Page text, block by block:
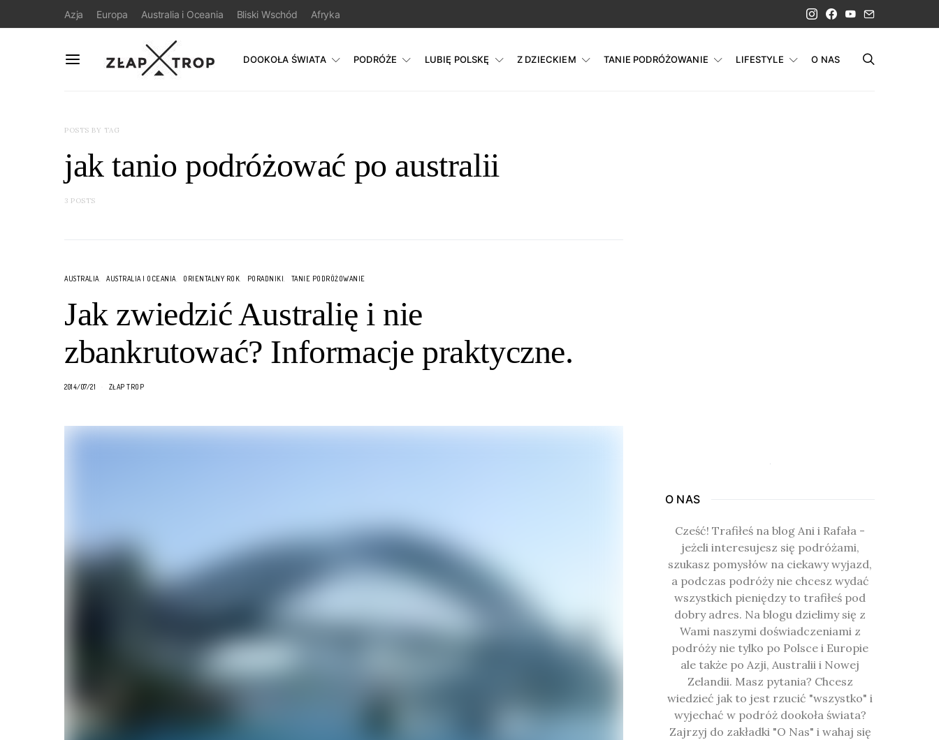
Azja Europa Australia i Oceania Bliski Wschód Afryka
DOOKOŁA ŚWIATA PODRÓŻE LUBIĘ POLSKĘ Z DZIECKIEM TANIE PODRÓŻOWANIE LIFESTYLE O NAS
POSTS BY TAG
jak tanio podróżować po australii
3 POSTS
AUSTRALIA AUSTRALIA I OCEANIA ORIENTALNY ROK PORADNIKI TANIE PODRÓŻOWANIE
Jak zwiedzić Australię i nie
zbankrutować? Informacje praktyczne.
2014/07/21 ZŁAP TROP
O NAS
Cześć! Trafiłeś na blog Ani i Rafała -
jeżeli interesujesz się podróżami,
szukasz pomysłów na ciekawy wyjazd,
a podczas podróży nie chcesz wydać
wszystkich pieniędzy to trafiłeś pod
dobry adres. Na blogu dzielimy się z
Wami naszymi doświadczeniami z
podróży nie tylko po Polsce i Europie
ale także po Azji, Australii i Nowej
Zelandii. Masz pytania? Chcesz
wiedzieć jak to jest rzucić "wszystko" i
wyjechać w podróż dookoła świata?
Zajrzyj do zakładki "O Nas" i wahaj się